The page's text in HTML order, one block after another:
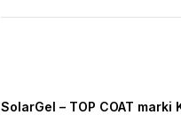
SolarGel – TOP COAT marki